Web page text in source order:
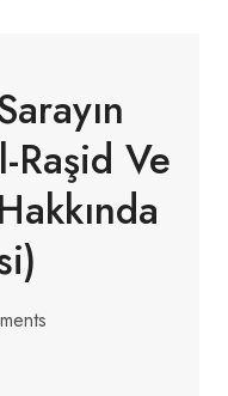
Raşid Ve